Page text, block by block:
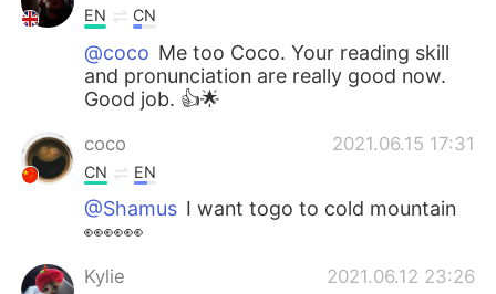
EN CN
@coco Me too Coco. Your reading skill
and pronunciation are really good now.
Good job. 👍🌟
coco 2021.06.15 17:31
CN EN
@Shamus I want togo to cold mountain
👀👀👀
Kylie 2021.06.12 23:26